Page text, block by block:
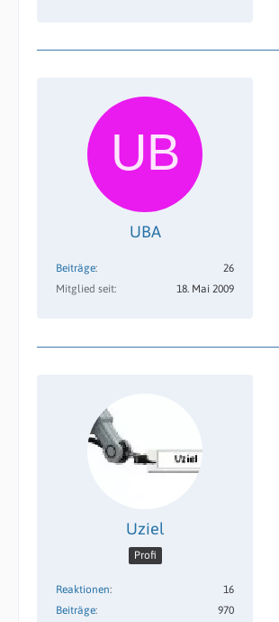
UBA
Beiträge
26
Mitglied seit
18. Mai 2009
Uziel
Profi
Reaktionen
16
Beiträge
970